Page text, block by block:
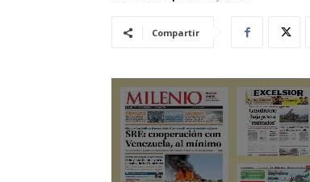
Compartir